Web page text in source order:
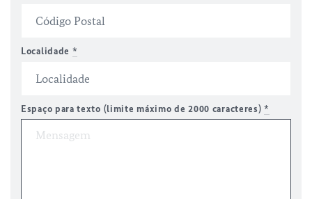
Localidade *
Espaço para texto (limite máximo de 2000 caracteres)*